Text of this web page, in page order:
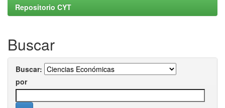
Repositorio CYT
Buscar
Buscar:
por